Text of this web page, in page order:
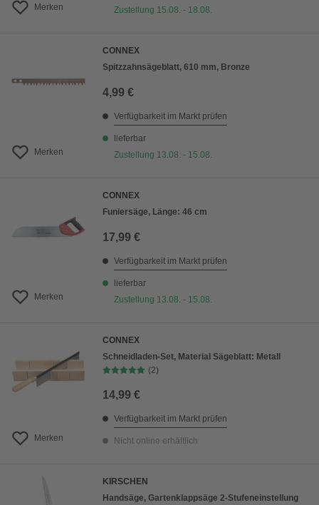
Merken
Zustellung 15.08. - 18.08.
Merken
CONNEX
Spitzzahnsägeblatt, 610 mm, Bronze
4,99 €
Verfügbarkeit im Markt prüfen
lieferbar
Zustellung 13.08. - 15.08.
Merken
CONNEX
Funiersäge, Länge: 46 cm
17,99 €
Verfügbarkeit im Markt prüfen
lieferbar
Zustellung 13.08. - 15.08.
Merken
CONNEX
Schneidladen-Set, Material Sägeblatt: Metall
(2)
14,99 €
Verfügbarkeit im Markt prüfen
Nicht online erhältlich
KIRSCHEN
Handsäge, Gartenklappsäge 2-Stufeneinstellung